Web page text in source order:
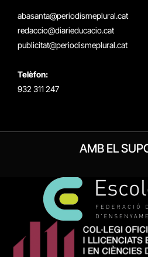
abasanta@periodismeplural.cat
redaccio@diarieducacio.cat
publicitat@periodismeplural.cat
Telèfon:
932 311 247
AMB EL